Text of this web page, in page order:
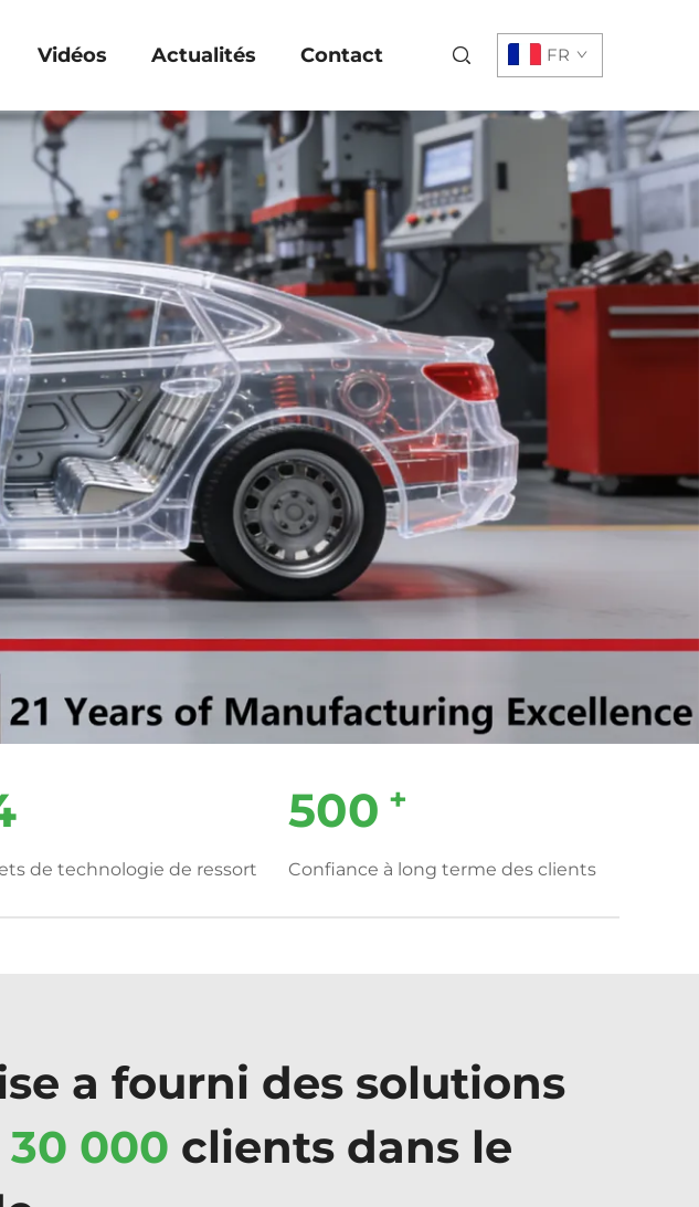
Vidéos Actualités Contact FR
de technologie de ressort
500 +
Confiance à long terme des clients
a fourni des solutions
30 000 clients dans le